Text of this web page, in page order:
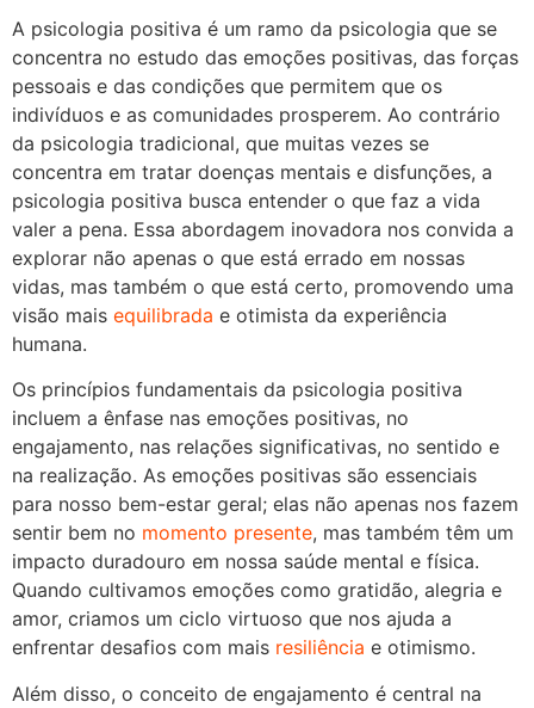
A psicologia positiva é um ramo da psicologia que se
concentra no estudo das emoções positivas, das forças
pessoais e das condições que permitem que os
indivíduos e as comunidades prosperem. Ao contrário
da psicologia tradicional, que muitas vezes se
concentra em tratar doenças mentais e disfunções, a
psicologia positiva busca entender o que faz a vida
valer a pena. Essa abordagem inovadora nos convida a
explorar não apenas o que está errado em nossas
vidas, mas também o que está certo, promovendo uma
visão mais equilibrada e otimista da experiência
humana.
Os princípios fundamentais da psicologia positiva
incluem a ênfase nas emoções positivas, no
engajamento, nas relações significativas, no sentido e
na realização. As emoções positivas são essenciais
para nosso bem-estar geral; elas não apenas nos fazem
sentir bem no momento presente, mas também têm um
impacto duradouro em nossa saúde mental e física.
Quando cultivamos emoções como gratidão, alegria e
amor, criamos um ciclo virtuoso que nos ajuda a
enfrentar desafios com mais resiliência e otimismo.
Além disso, o conceito de engajamento é central na